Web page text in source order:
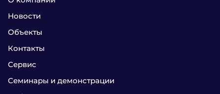
Новости
Объекты
Контакты
Сервис
Семинары и демонстрации